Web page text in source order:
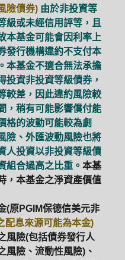
險債券) 由於非投資等
級或未經信用評等，且
本基金可能會因利率上
發行機構違約不支付本
本基金不適合無法承擔
投資非投資等級債券，
較差，因此違約風險較
，稍有可能影響償付能
格的波動可能較為劇
險、外匯波動風險也將
人投資以非投資等級債
組合過高之比重。 本基
，本基金之淨資產價值
(原PGIM保德信美元非
配息來源可能為本金)
風險(包括債券發行人
風險、流動性風險)、